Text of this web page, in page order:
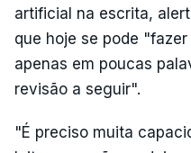
artificial na escrita,
que hoje se pode
apenas em poucas
revisão a seguir".
"É preciso muita